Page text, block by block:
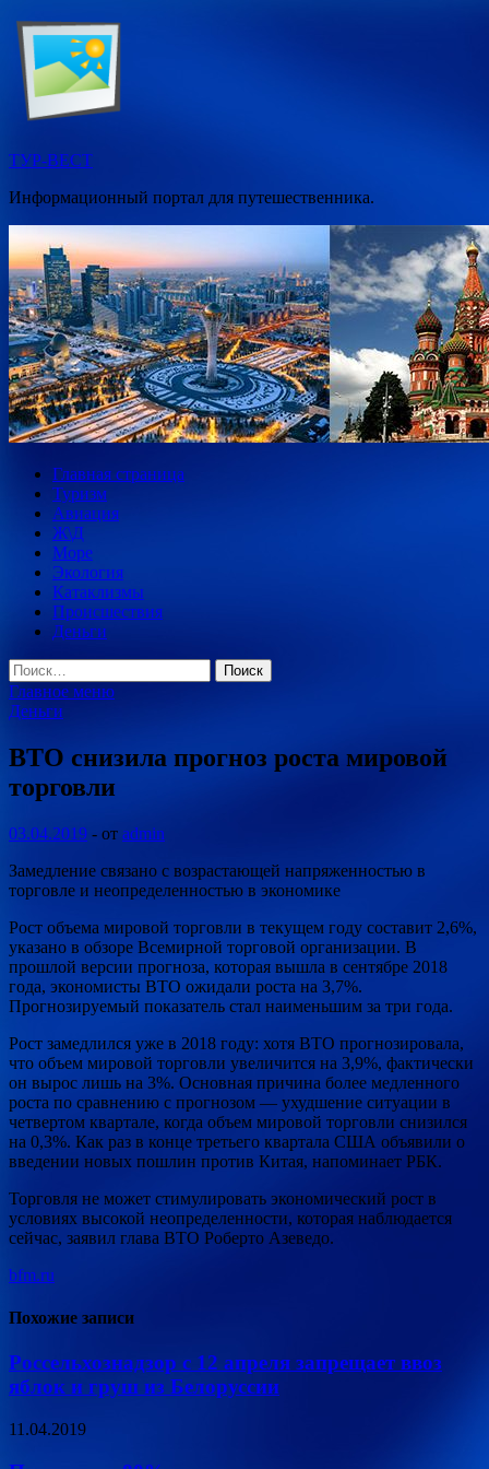
Перейти
содержимому
ТУР-ВЕСТ
Информационный портал для путешественника.
Главная страница
Туризм
Авиация
Ж\Д
Море
Экология
Катаклизмы
Происшествия
Деньги
Найти:
Главное меню
Деньги
ВТО снизила прогноз роста мировой
торговли
03.04.2019 - от admin
Замедление связано с возрастающей напряженностью в
торговле и неопределенностью в экономике
Рост объема мировой торговли в текущем году составит 2,6%,
указано в обзоре Всемирной торговой организации. В
прошлой версии прогноза, которая вышла в сентябре 2018
года, экономисты ВТО ожидали роста на 3,7%.
Прогнозируемый показатель стал наименьшим за три года.
Рост замедлился уже в 2018 году: хотя ВТО прогнозировала,
что объем мировой торговли увеличится на 3,9%, фактически
он вырос лишь на 3%. Основная причина более медленного
роста по сравнению с прогнозом — ухудшение ситуации в
четвертом квартале, когда объем мировой торговли снизился
на 0,3%. Как раз в конце третьего квартала США объявили о
введении новых пошлин против Китая, напоминает РБК.
Торговля не может стимулировать экономический рост в
условиях высокой неопределенности, которая наблюдается
сейчас, заявил глава ВТО Роберто Азеведо.
bfm.ru
Похожие записи
Россельхознадзор с 12 апреля запрещает ввоз
яблок и груш из Белоруссии
11.04.2019